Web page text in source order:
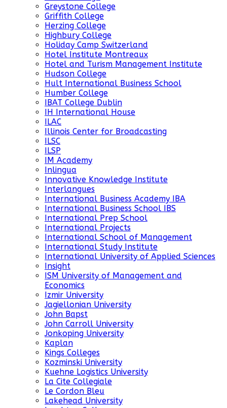
Greystone College
Griffith College
Herzing College
Highbury College
Holiday Camp Switzerland
Hotel Institute Montreaux
Hotel and Turism Management Institute
Hudson College
Hult International Business School
Humber College
IBAT College Dublin
IH International House
ILAC
Illinois Center for Broadcasting
ILSC
ILSP
IM Academy
Inlingua
Innovative Knowledge Institute
Interlangues
International Business Academy IBA
International Business School IBS
International Prep School
International Projects
International School of Management
International Study Institute
International University of Applied Sciences
Insight
ISM University of Management and
Economics
Izmir University
Jagiellonian University
John Bapst
John Carroll University
Jonkoping University
Kaplan
Kings Colleges
Kozminski University
Kuehne Logistics University
La Cite Collegiale
Le Cordon Bleu
Lakehead University